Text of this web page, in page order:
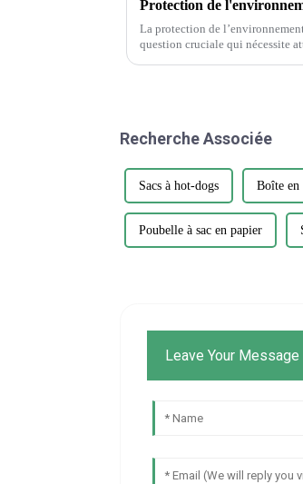
La protection de
question cruciale qui nécessite attention et action. Alors
Recherche Associée
Sacs à hot-dogs Boîte en
Poubelle à sac en papier
Leave Your Message